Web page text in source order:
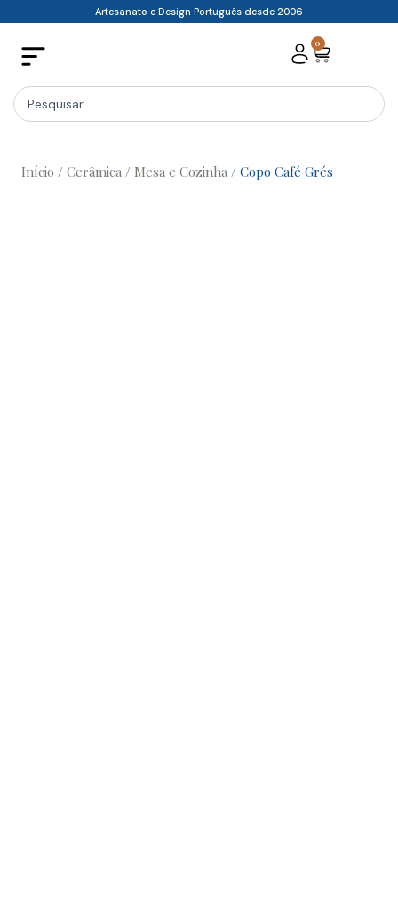
content
· Artesanato e Design Português desde 2006 ·
0
Cart
Search
...
Início / Cerâmica / Mesa e Cozinha / Copo Café Grés